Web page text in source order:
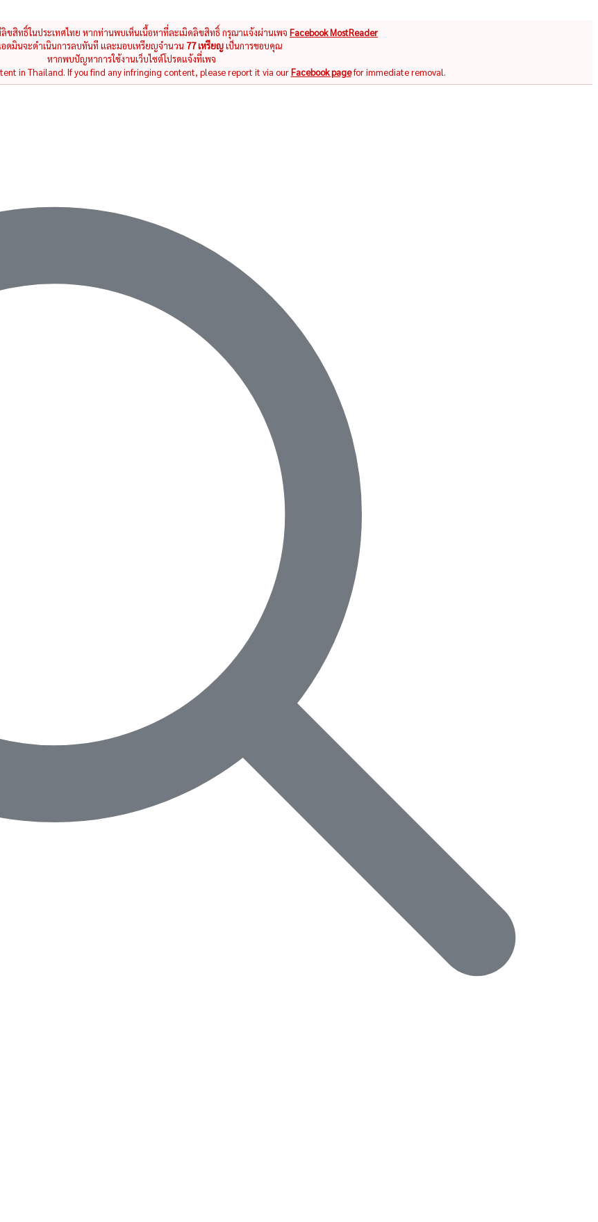
ขสิทธิ์ในประเทศไทย หากท่านพบเห็นเนื้อหาที่ละเมิดลิขสิทธิ์ กรุณาแจ้งผ่านเพจ Facebook MostReader
ดมินจะดำเนินการลบทันที และมอบเหรียญจำนวน 77 เหรียญเป็นการขอบคุณ
หากพบปัญหาการใช้งานเว็บไซต์โปรดแจ้งที่เพจ
in Thailand. If you find any infringing content, please report it via ourFacebook pagefor immediate removal.